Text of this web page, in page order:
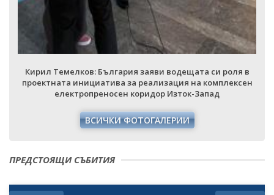
Кирил Темелков: България заяви водещата си роля в
проектната инициатива за реализация на комплексен
електропреносен коридор Изток-Запад
ВСИЧКИ ФОТОГАЛЕРИИ
ПРЕДСТОЯЩИ СЪБИТИЯ